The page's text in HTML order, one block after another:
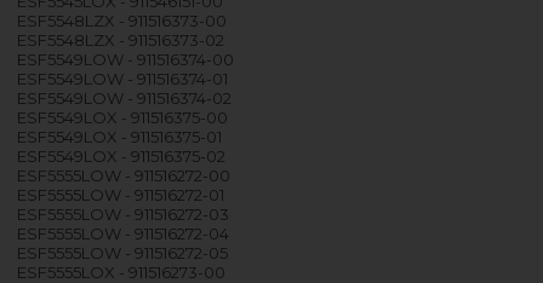
ESF5548LZX - 911516373-00
ESF5548LZX - 911516373-02
ESF5549LOW - 911516374-00
ESF5549LOW - 911516374-01
ESF5549LOW - 911516374-02
ESF5549LOX - 911516375-00
ESF5549LOX - 911516375-01
ESF5549LOX - 911516375-02
ESF5555LOW - 911516272-00
ESF5555LOW - 911516272-01
ESF5555LOW - 911516272-03
ESF5555LOW - 911516272-04
ESF5555LOW - 911516272-05
ESF5555LOX - 911516273-00